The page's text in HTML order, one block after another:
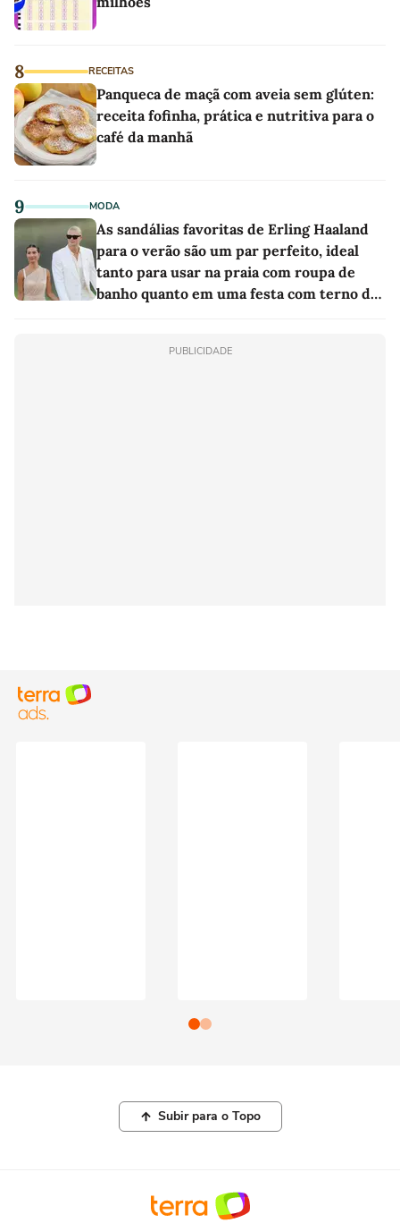
8 RECEITAS
Panqueca de maçã com aveia sem glúten:
receita fofinha, prática e nutritiva para o
café da manhã
9 MODA
As sandálias favoritas de Erling Haaland
para o verão são um par perfeito, ideal
tanto para usar na praia com roupa de
banho quanto em uma festa com terno de
PUBLICIDADE
Subir para o Topo